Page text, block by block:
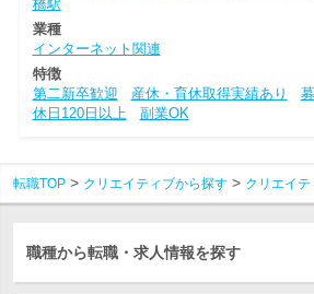
橋駅
業種
インターネット関連
特徴
第二新卒歓迎
産休・育休取得実績あり
休日120日以上
副業OK
転職TOP クリエイティブから探す クリエイテ
職種から転職・求人情報を探す